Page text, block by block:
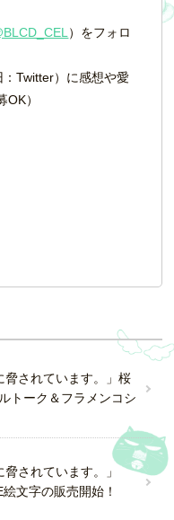
）をフォロ
：Twitter）に感想や愛
）
脅されています。」桜
トーク＆フラメンコシ
脅されています。」
文字の販売開始！